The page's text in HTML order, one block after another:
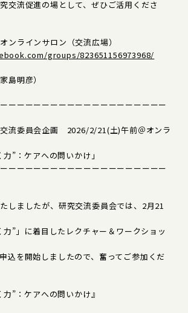
交流促進の場として、ぜひご活用くださ
ンラインサロン（交流広場）
groups/823651156973968/
島明彦）
ーーーーーーーーーーーーーーーーーーー
流委員会企画 2026/2/21(土)午前＠オンラ
力”：ケアへの問いかけ」
ーーーーーーーーーーーーーーーーーーー
しましたが、研究交流委員会では、2月21
力”」に着目したレクチャー＆ワークショッ
込を開始しましたので、奮ってご参加くだ
力”：ケアへの問いかけ』